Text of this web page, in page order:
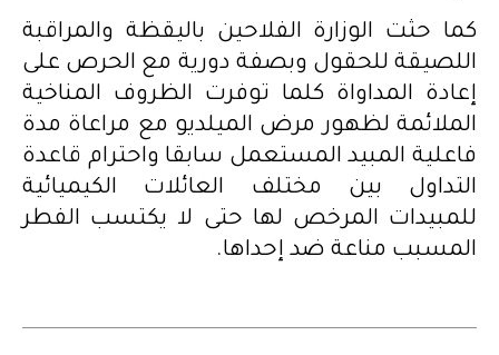
كما حثت الوزارة الفلاحين باليقظة والمراقبة
اللصيقة للحقول وبصفة دورية مع الحرص على
إعادة المداواة كلما توفرت الظروف المناخية
الملائمة لظهور مرض الميلديو مع مراعاة مدة
فاعلية المبيد المستعمل سابقا واحترام قاعدة
التداول بين مختلف العائلات الكيميائية
للمبيدات المرخص لها حتى لا يكتسب الفطر
المسبب مناعة ضد إحداها.